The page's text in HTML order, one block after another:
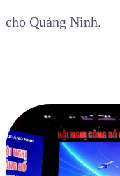
cho Quảng Ninh.